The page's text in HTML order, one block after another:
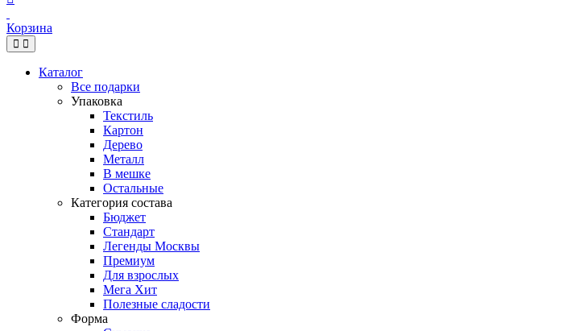
Корзина
Каталог
Все подарки
Упаковка
Текстиль
Картон
Дерево
Металл
В мешке
Остальные
Категория состава
Бюджет
Стандарт
Легенды Москвы
Премиум
Для взрослых
Мега Хит
Полезные сладости
Форма